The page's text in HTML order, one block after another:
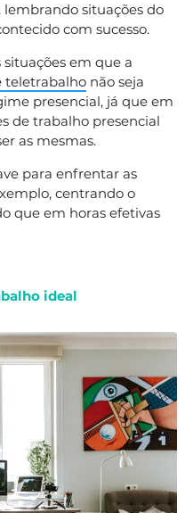
situações do
com sucesso.
em que a
teletrabalho não seja
presencial, já que em
de trabalho presencial
as mesmas.
para enfrentar as
centrando o
que em horas efetivas
ideal